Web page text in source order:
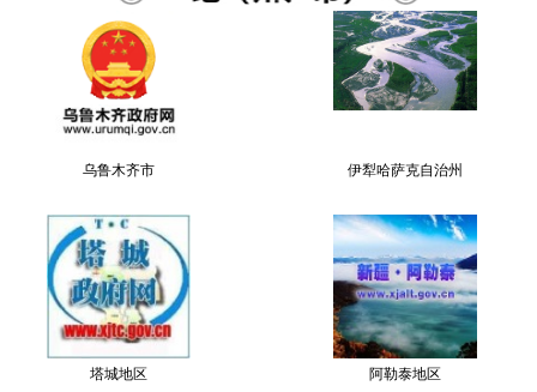
乌鲁木齐市 伊犁哈萨克自治州
塔城地区 阿勒泰地区